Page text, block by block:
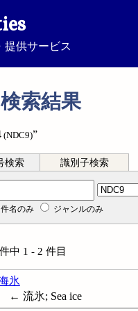
提供サービス
索結果
(NDC9)”
検索 識別子検索
名のみ ジャンルのみ
中 1 - 2 件目
氷
← 流氷; Sea ice